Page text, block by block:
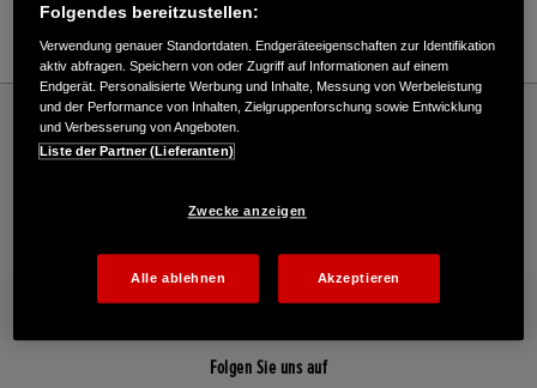
0781/42386
Honda
Industrie
Werner GmbH & Co. KG - Industrial – Honda - HONDA Deutschland Offizielle Website
| The Power of Dreams
Mehr von Honda
Folgen Sie uns auf
Folgendes bereitzustellen:
Verwendung genauer Standortdaten. Endgeräteeigenschaften zur Identifikation
aktiv abfragen. Speichern von oder Zugriff auf Informationen auf einem
Endgerät. Personalisierte Werbung und Inhalte, Messung von Werbeleistung
und der Performance von Inhalten, Zielgruppenforschung sowie Entwicklung
und Verbesserung von Angeboten.
Liste der Partner (Lieferanten)
Zwecke anzeigen
Alle ablehnen Akzeptieren